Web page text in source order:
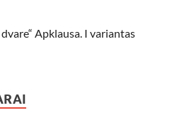
Apklausa. I variantas